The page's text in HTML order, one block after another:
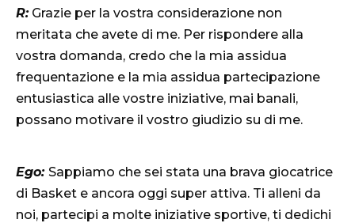
R:Grazie per la vostra considerazione non
meritata che avete di me. Per rispondere alla
vostra domanda, credo che la mia assidua
frequentazione e la mia assidua partecipazione
entusiastica alle vostre iniziative, mai banali,
possano motivare il vostro giudizio su di me.
Ego: Sappiamo che sei stata una brava giocatrice
di Basket e ancora oggi super attiva. Ti alleni da
noi, partecipi a molte iniziative sportive, ti dedichi